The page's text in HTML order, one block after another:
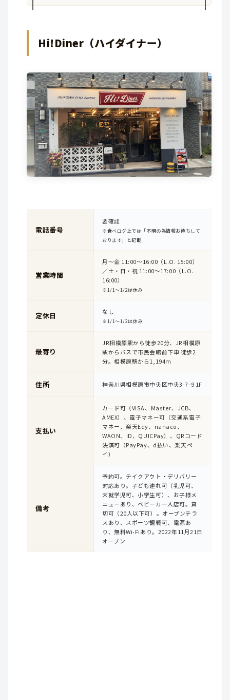
Hi!Diner（ハイダイナー）
電話番号
要確認
※食べログ上では「不明の為情報お待ちして
おります」と記載
営業時間
月〜金 11:00〜16:00（L.O. 15:00）
／土・日・祝 11:00〜17:00（L.O.
16:00）
※1/1〜1/2は休み
定休日 なし
※1/1〜1/2は休み
最寄り
JR相模原駅から徒歩20分、JR相模原
駅からバスで市民会館前下車 徒歩2
分。相模原駅から1,194m
住所 神奈川県相模原市中央区中央3-7-9 1F
支払い
カード可（VISA、Master、JCB、
AMEX）、電子マネー可（交通系電子
マネー、楽天Edy、nanaco、
WAON、iD、QUICPay）、QRコード
決済可（PayPay、d払い、楽天ペ
イ）
備考
予約可。テイクアウト・デリバリー
対応あり。子ども連れ可（乳児可、
未就学児可、小学生可）、お子様メ
ニューあり、ベビーカー入店可。貸
切可（20人以下可）。オープンテラ
スあり、スポーツ観戦可、電源あ
り、無料Wi-Fiあり。2022年11月21日
オープン